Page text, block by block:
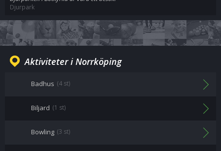
Djurpark
Aktiviteter i Norrköping
Badhus (4 st)
Biljard (1 st)
Bowling (3 st)